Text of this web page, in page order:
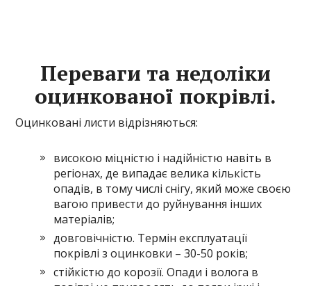
Переваги та недоліки
оцинкованої покрівлі.
Оцинковані листи відрізняються:
високою міцністю і надійністю навіть в
регіонах, де випадає велика кількість
опадів, в тому числі снігу, який може своєю
вагою привести до руйнування інших
матеріалів;
довговічністю. Термін експлуатації
покрівлі з оцинковки – 30-50 років;
стійкістю до корозії. Опади і волога в